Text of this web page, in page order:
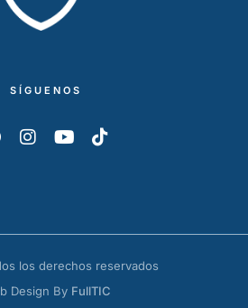
SÍGUENOS
los derechos reservados
Design By FullTIC